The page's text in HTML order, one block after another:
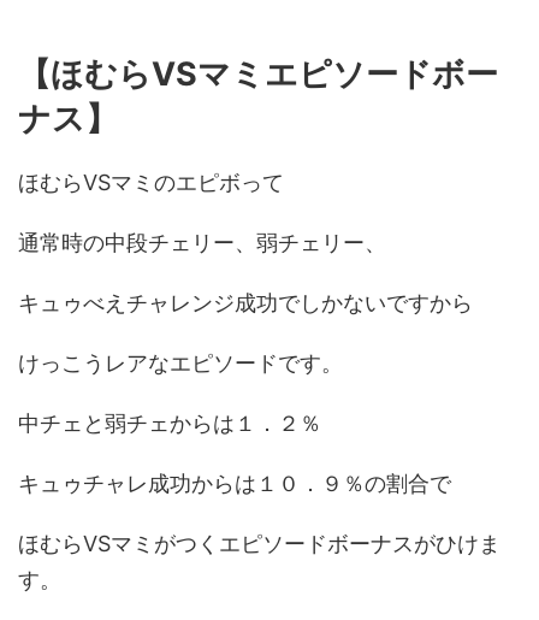
【ほむらVSマミエピソードボー
ナス】
ほむらVSマミのエピボって
通常時の中段チェリー、弱チェリー、
キュゥべえチャレンジ成功でしかないですから
けっこうレアなエピソードです。
中チェと弱チェからは１．２％
キュゥチャレ成功からは１０．９％の割合で
ほむらVSマミがつくエピソードボーナスがひけま
す。